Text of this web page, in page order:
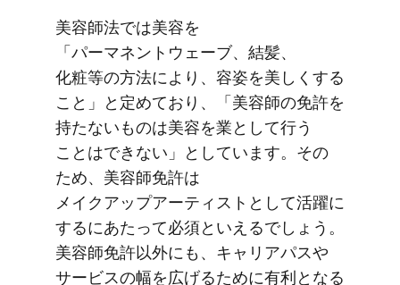
美容師法では​美容を​
「パーマネントウェーブ、​結髪、​
化粧等の​方​法に​より、​容姿を​美しく​する​
こと」と​定めており、​「美容師の​免許を​
持たない​ものは​美容を​業と​して​行う​
ことは​できない」と​しています。​その​
ため、​美容師免許は​
メイクアップアーティストと​して​活躍に​
するに​あたって​必須と​いえるでしょう。​
美容師免許以外にも、​キャリアパスや​
サービスの​幅を​広げる​ために​有利と​なる​